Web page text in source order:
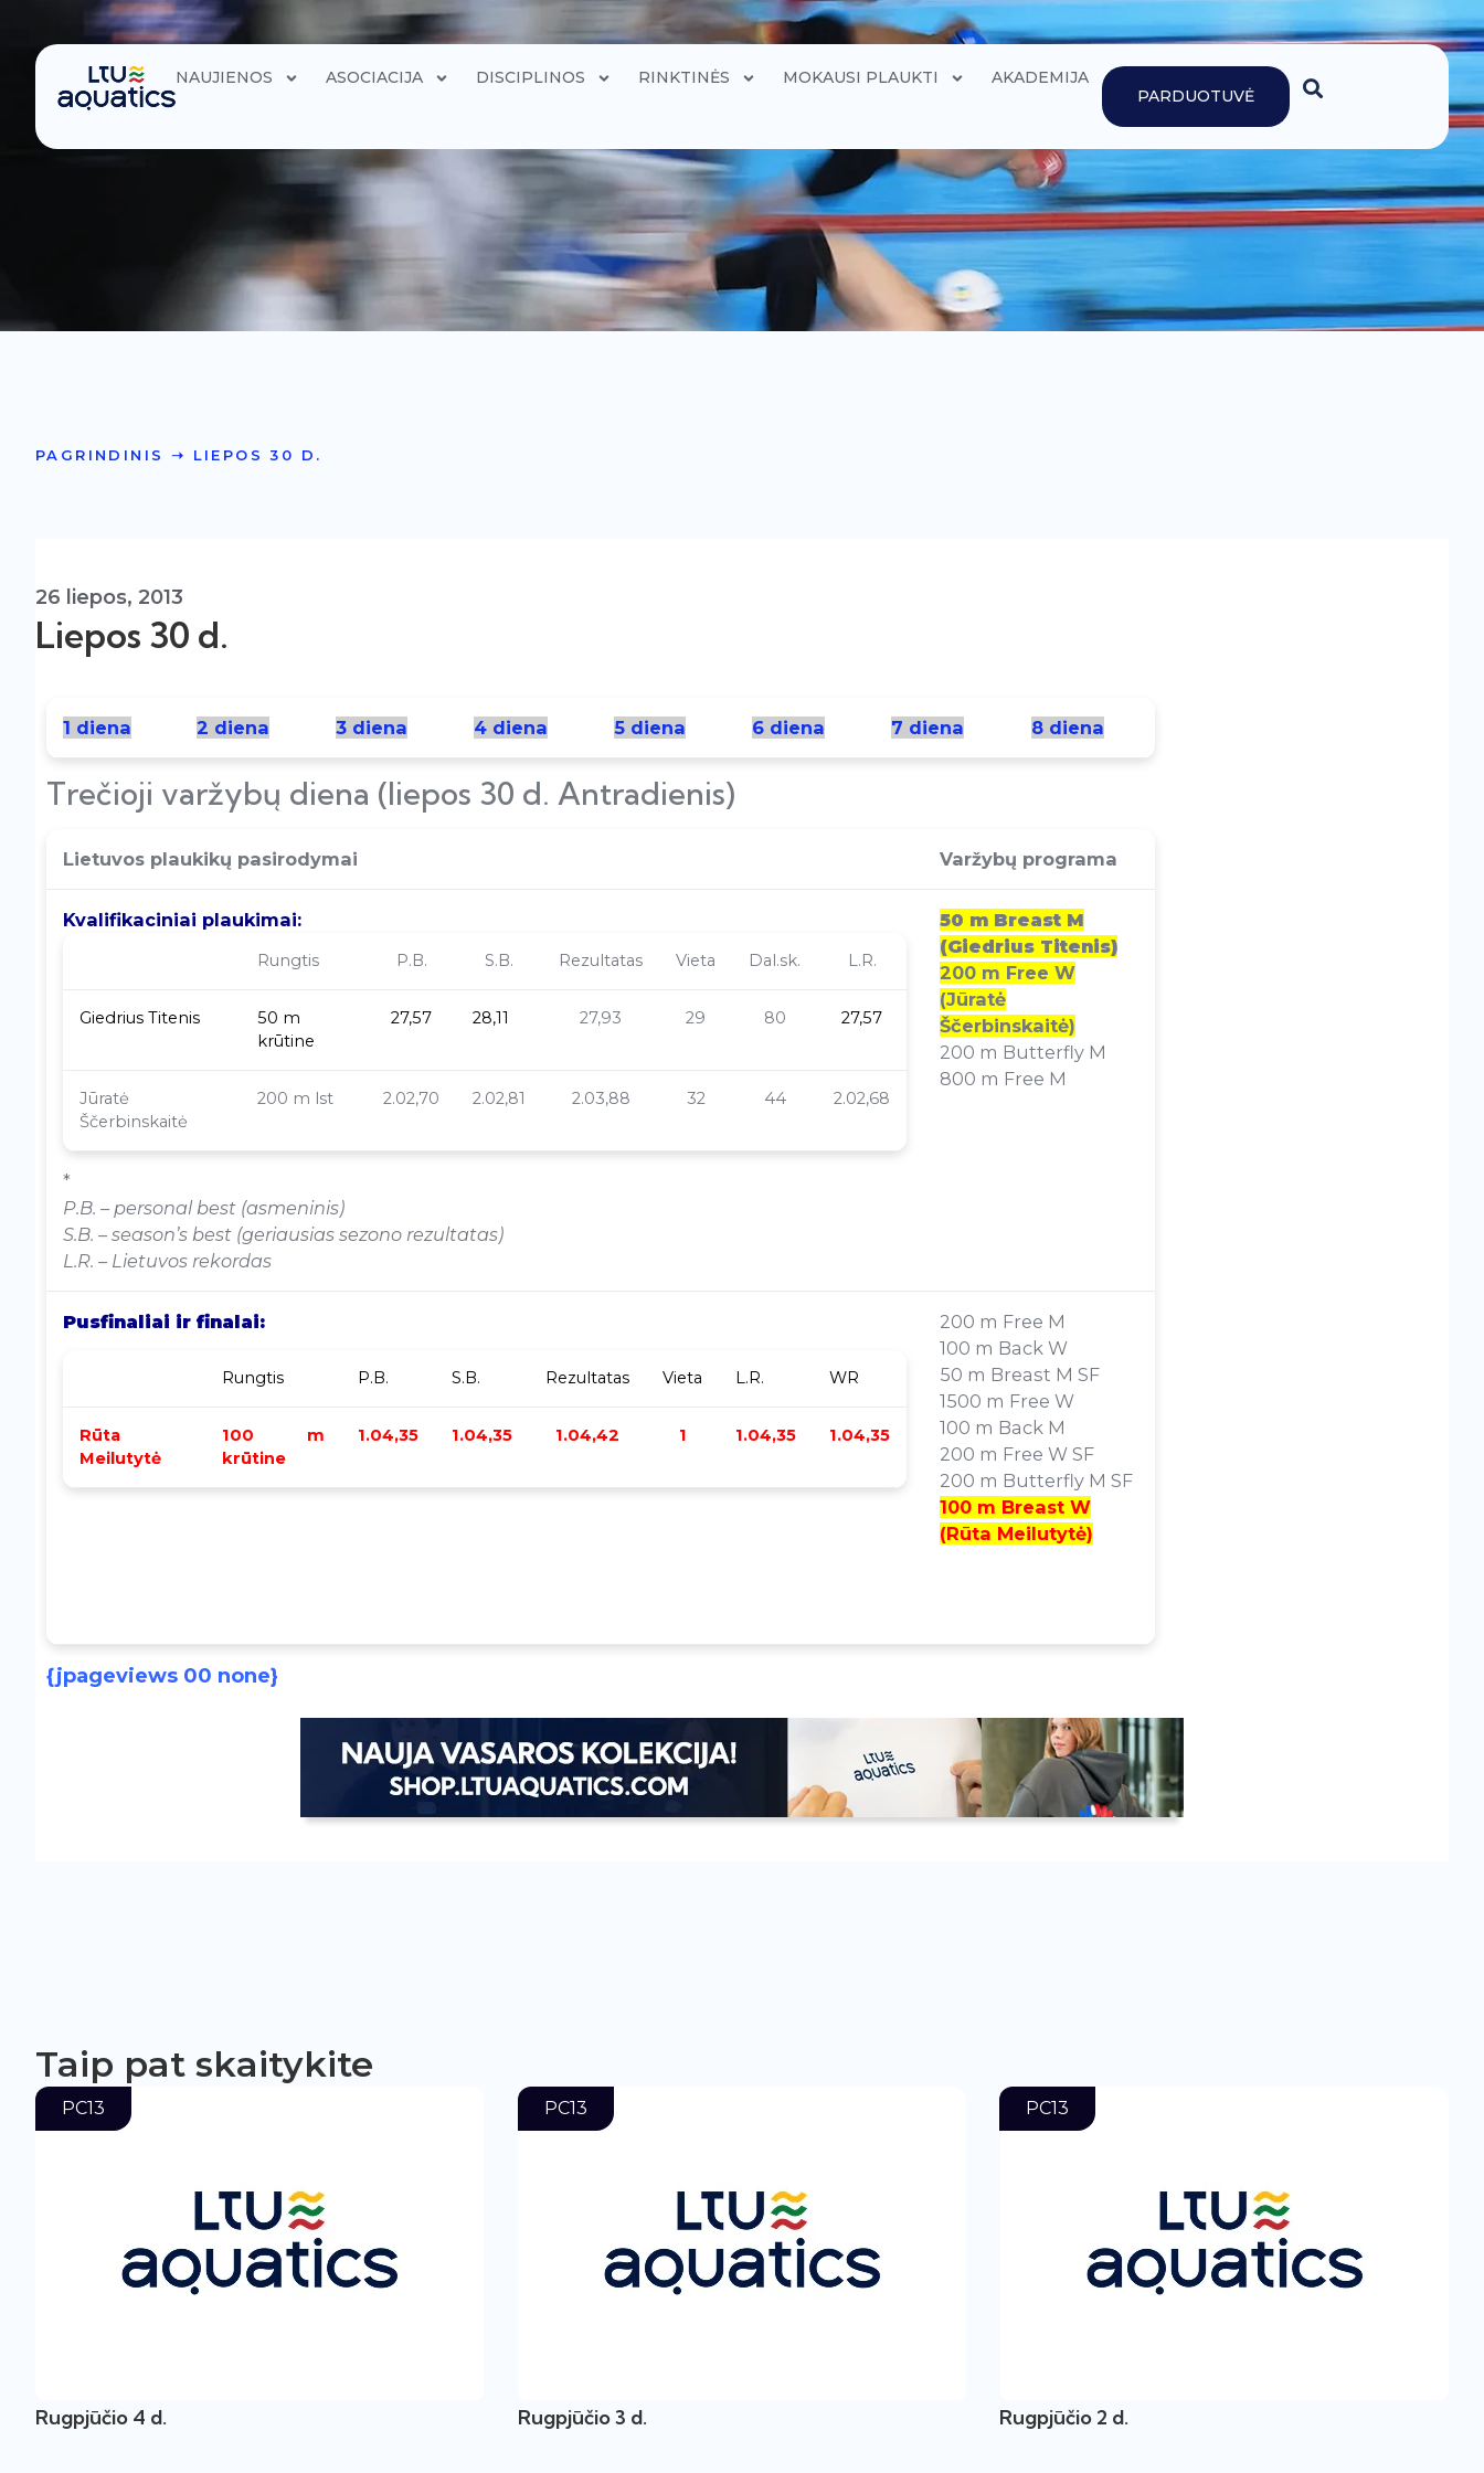
NAUJIENOS ASOCIACIJA DISCIPLINOS RINKTINĖS MOKAUSI PLAUKTI
AKADEMIJA
PARDUOTUVĖ
PAGRINDINIS ➝ LIEPOS 30 D.
26 liepos, 2013
Liepos 30 d.
1 diena 2 diena 3 diena 4 diena 5 diena 6 diena 7 diena 8 diena
Trečioji varžybų diena (liepos 30 d. Antradienis)
Lietuvos plaukikų pasirodymai Varžybų programa
Kvalifikaciniai plaukimai:
Rungtis P.B. S.B. Rezultatas Vieta Dal.sk. L.R.
Giedrius Titenis
50 m
krūtine
27,57 28,11 27,93 29 80 27,57
Jūratė
Ščerbinskaitė
200 m lst 2.02,70 2.02,81 2.03,88 32 44 2.02,68
*
P.B. – personal best (asmeninis)
S.B. – season’s best (geriausias sezono rezultatas)
L.R. – Lietuvos rekordas
50 m Breast M
(Giedrius Titenis)
200 m Free W
(Jūratė
Ščerbinskaitė)
200 m Butterfly M
800 m Free M
Pusfinaliai ir finalai:
Rungtis P.B. S.B. Rezultatas Vieta L.R. WR
Rūta
Meilutytė
100 m
krūtine
1.04,35 1.04,35 1.04,42 1 1.04,35 1.04,35
200 m Free M
100 m Back W
50 m Breast M SF
1500 m Free W
100 m Back M
200 m Free W SF
200 m Butterfly M SF
100 m Breast W
(Rūta Meilutytė)
{jpageviews 00 none}
Taip pat skaitykite
PC13
Rugpjūčio 4 d.
PC13
Rugpjūčio 3 d.
PC13
Rugpjūčio 2 d.